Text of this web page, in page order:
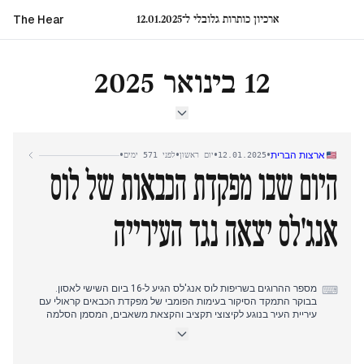
The Hear ארכיון כותרות גלובלי ל־12.01.2025
12 בינואר 2025
ארצות הברית•
12.01.2025
•יום ראשון•לפני 571 ימים •
היום שבו מפקדת הכבאות של לוס
אנג'לס יצאה נגד העירייה
⌨
מספר ההרוגים בשריפות לוס אנג'לס הגיע ל-16 ביום השישי לאסון.
בבוקר התמקד הסיקור בעימות הפומבי של מפקדת הכבאים קראולי עם
עיריית העיר בנוגע לקיצוצי תקציב והקצאת משאבים, המסמן הסלמה